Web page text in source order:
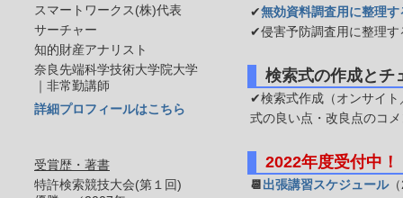
✔無効資料調査用に整理
✔侵害予防調査用に整理す
検索式の作成とチ
✔検索式作成（オンサイト
式の良い点・改良点のコ
2022年度受付中！
📆 出張講習スケジュール
スマートワークス(株)代表
サーチャー
知的財産アナリスト
奈良先端科学技術大学院大学
｜非常勤講師
詳細プロフィールはこちら
受賞歴・著書
特許検索競技大会(第１回)